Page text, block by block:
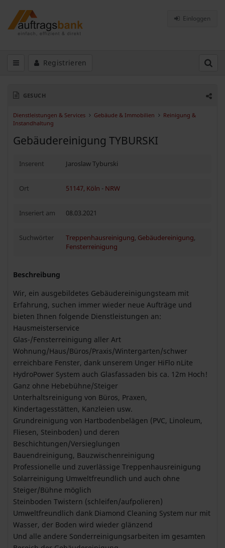
Einloggen
Registrieren
GESUCH
Dienstleistungen & Services Gebäude & Immobilien
Reinigung &
Instandhaltung
Gebäudereinigung TYBURSKI
Inserent Jaroslaw Tyburski
Ort 51147, Köln - NRW
Inseriert am 08.03.2021
Suchwörter Treppenhausreinigung, Gebäudereinigung,
Fensterreinigung
Beschreibung
Wir, ein ausgebildetes Gebäudereinigungsteam mit
Erfahrung, suchen immer wieder neue Aufträge und
bieten Ihnen folgende Dienstleistungen an:
Hausmeisterservice
Glas-/Fensterreinigung aller Art
Wohnung/Haus/Büros/Praxis/Wintergarten/schwer
erreichbare Fenster, dank unserem Unger HiFlo nLite
HydroPower System auch Glasfassaden bis ca. 12m Hoch!
Ganz ohne Hebebühne/Steiger
Unterhaltsreinigung von Büros, Praxen,
Kindertagesstätten, Kanzleien usw.
Grundreinigung von Hartbodenbelägen (PVC, Linoleum,
Fliesen, Steinboden) und deren
Beschichtungen/Versieglungen
Bauendreinigung, Bauzwischenreinigung
Professionelle und zuverlässige Treppenhausreinigung
Solarreinigung Umweltfreundlich und auch ohne
Steiger/Bühne möglich
Steinboden Twistern (schleifen/aufpolieren)
Umweltfreundlich dank Diamond Cleaning System nur mit
Wasser, der Boden wird wieder glänzend
Und alle andere Sonderreinigungsarbeiten im gesamten